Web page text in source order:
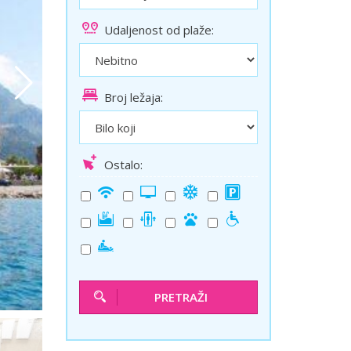
Solun polazak iz Niša
Temišvar polazak iz Niša
Udaljenost od plaže:
Broj ležaja:
Ostalo:
PRETRAŽI